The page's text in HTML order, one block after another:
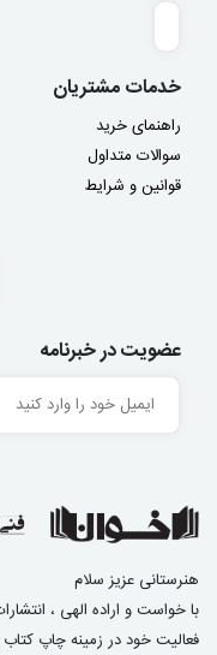
خدمات مشتریان
راهنمای خرید
سوالات متداول
قوانین و شرایط
عضویت در خبرنامه
هنرستانی عزیز سلام
فعالیت خود در زمینه چاپ کتاب